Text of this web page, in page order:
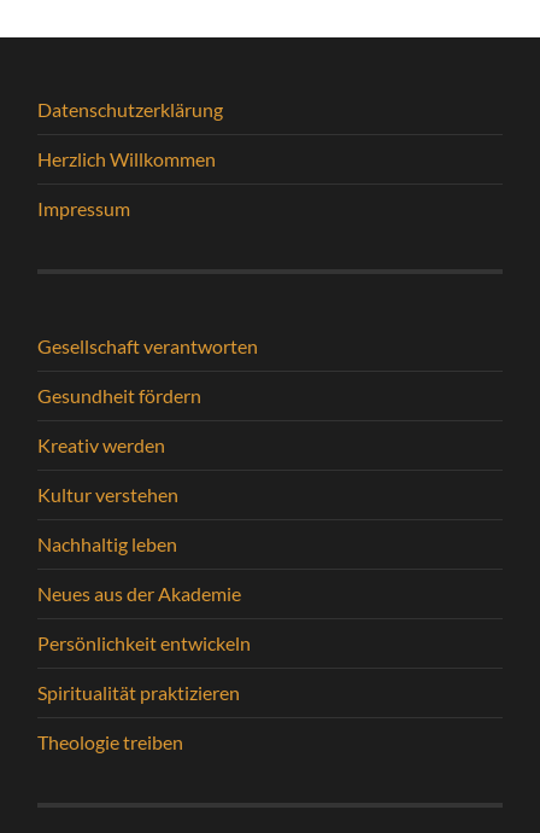
Datenschutzerklärung
Herzlich Willkommen
Impressum
Gesellschaft verantworten
Gesundheit fördern
Kreativ werden
Kultur verstehen
Nachhaltig leben
Neues aus der Akademie
Persönlichkeit entwickeln
Spiritualität praktizieren
Theologie treiben